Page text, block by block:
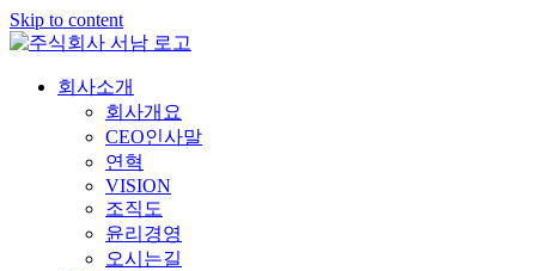
Skip to content
회사소개
회사개요
CEO인사말
연혁
VISION
조직도
윤리경영
오시는길